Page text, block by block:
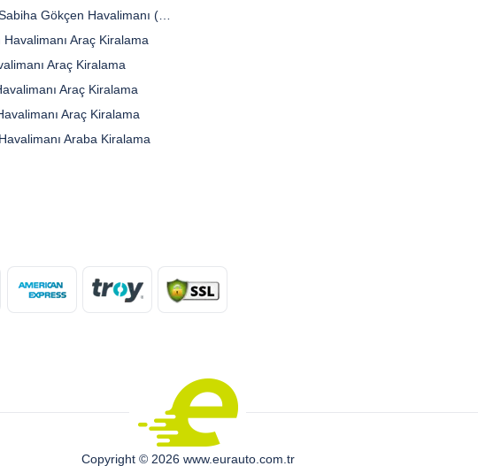
İstanbul Sabiha Gökçen Havalimanı (SAW)
Havalimanı Araç Kiralama
Araç Kiralama
Araç Kiralama
Araç Kiralama
Araba Kiralama
Copyright © 2026 www.eurauto.com.tr